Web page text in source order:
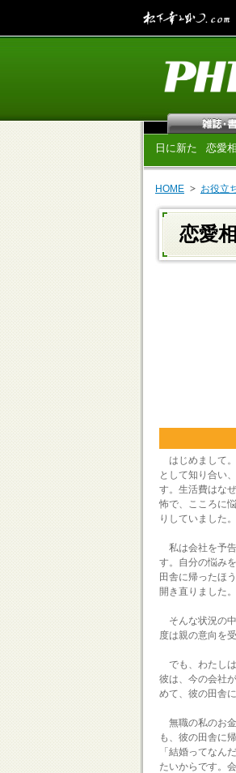
日に新た 恋愛
HOME お役立
恋愛
はじめまして
として知り合い
す。生活費はな
怖で、こころに
りしていました。
私は会社を予
す。自分の悩み
田舎に帰ったほ
開き直りました。
そんな状況の
度は親の意向を
でも、わたしは
彼は、今の会社
めて、彼の田舎
無職の私のお
も、彼の田舎に
「結婚ってなん
たいからです。